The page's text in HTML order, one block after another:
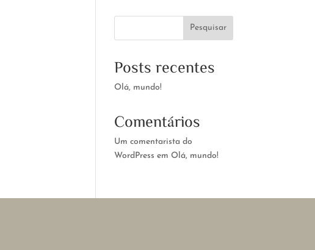
Pesquisar
Posts recentes
Olá, mundo!
Comentários
Um comentarista do
WordPress emOlá, mundo!